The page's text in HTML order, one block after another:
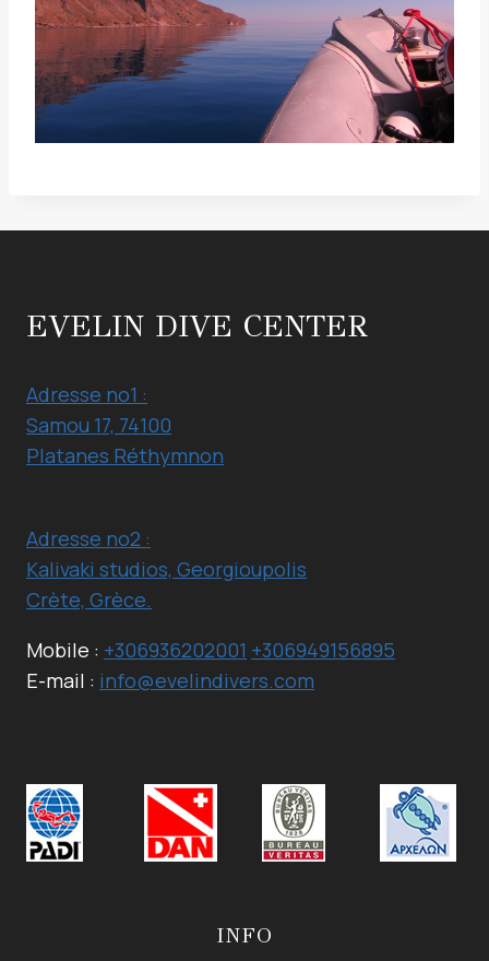
EVELIN DIVE CENTER
Adresse no1 :
Samou 17, 74100
Platanes Réthymnon
Adresse no2 :
Kalivaki studios, Georgioupolis
Crète, Grèce.
Mobile : +306936202001 +306949156895
E-mail : info@evelindivers.com
INFO